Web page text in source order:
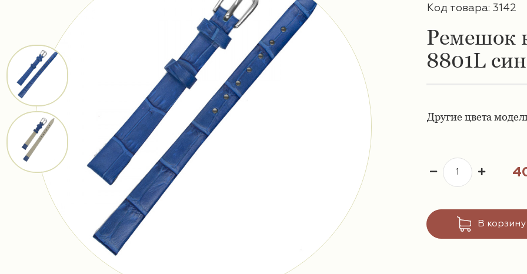
Ремешки
Браслеты
Фурнитура
Код товара: 3142
Ремешок
8801L
Другие цвета
В корзину